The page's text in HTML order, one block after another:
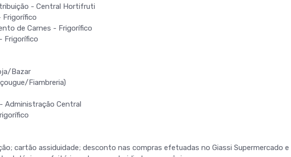
- Central Hortifruti
Frigorífico
de Carnes - Frigorífico
Frigorífico
Bazar
Fiambreria)
Administração Central
cartão assiduidade; desconto nas compras efetuadas no Giassi Supermercado e